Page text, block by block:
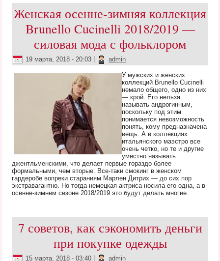
Женская осенне-зимняя коллекция
Brunello Cucinelli 2018/2019 —
силовая мода с фольклором
19 марта, 2018 - 20:03 admin
У мужских и женских
коллекций Brunello Cucinelli
немало общего, одно из них
— крой. Его нельзя
называть андрогинным,
поскольку под этим
понимается невозможность
понять, кому предназначена
вещь. А в коллекциях
итальянского маэстро все
очень четко, но те и другие
уместно называть
джентльменскими, что делает первые гораздо более
формальными, чем вторые. Все-таки смокинг в женском
гардеробе вопреки стараниям Марлен Дитрих — до сих пор
экстравагантно. Но тогда немецкая актриса носила его одна, а в
осенне-зимнем сезоне 2018/2019 это будут делать многие.
7 советов, как сэкономить деньги
при покупке одежды
15 марта, 2018 - 03:40
admin